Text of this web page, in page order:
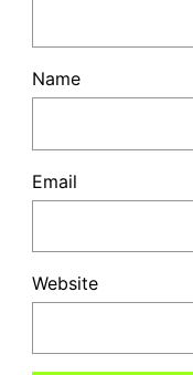
Name
Email
Website